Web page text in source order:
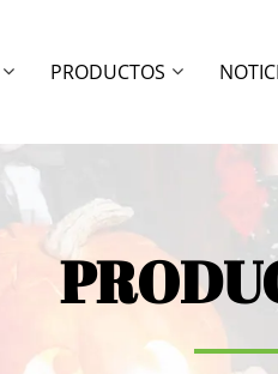
PRODUCTOS